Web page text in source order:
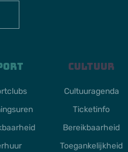
Cultuur
Cultuuragenda
Ticketinfo
Bereikbaarheid
Toegankelijkheid